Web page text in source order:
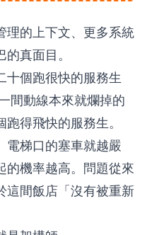
理的上下文、更多系統
真面目。
十個跑很快的服務生
間動線本來就爛掉的
得飛快的服務生。
電梯口的塞車就越嚴
的機率越高。問題從來
這間飯店「沒有被重新